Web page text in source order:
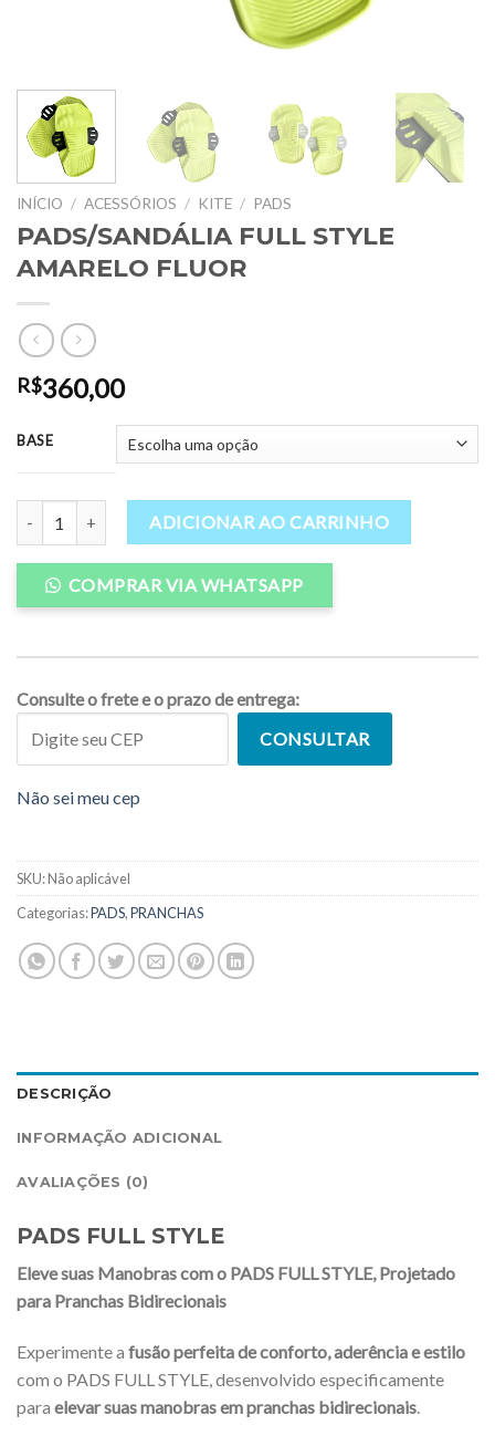
INÍCIO / ACESSÓRIOS / KITE / PADS
PADS/SANDÁLIA FULL STYLE
AMARELO FLUOR
R$360,00
BASE
PADS/SANDÁLIA FULL STYLE AMARELO FLUOR quantidade
ADICIONAR AO CARRINHO
COMPRAR VIA WHATSAPP
Consulte o frete e o prazo de entrega:
CONSULTAR
Não sei meu cep
SKU:Não aplicável
Categorias:PADS,PRANCHAS
DESCRIÇÃO
INFORMAÇÃO ADICIONAL
AVALIAÇÕES (0)
PADS FULL STYLE
Eleve suas Manobras com o PADS FULL STYLE, Projetado
para Pranchas Bidirecionais
Experimente a fusão perfeita de conforto, aderência e estilo
com o PADS FULL STYLE, desenvolvido especificamente
para elevar suas manobras em pranchas bidirecionais.